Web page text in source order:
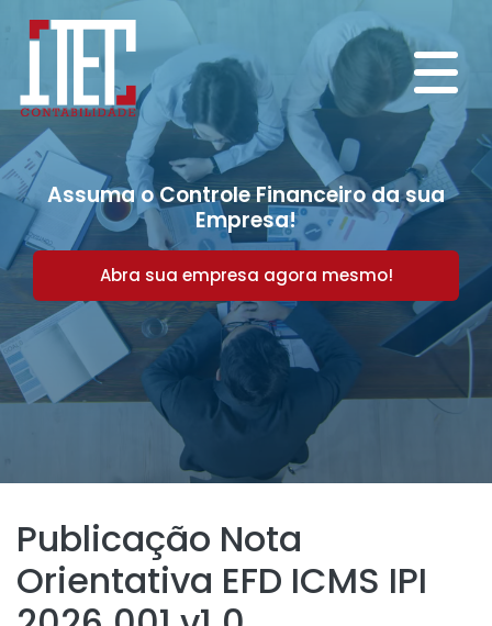
Assuma o Controle Financeiro da sua
Empresa!
Abra sua empresa agora mesmo!
Publicação Nota
Orientativa EFD ICMS IPI